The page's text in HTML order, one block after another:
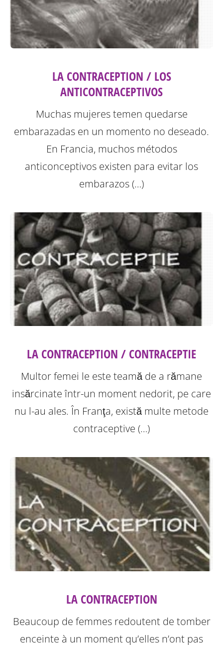
LA CONTRACEPTION / LOS
ANTICONTRACEPTIVOS
Muchas mujeres temen quedarse
embarazadas en un momento no deseado.
En Francia, muchos métodos
anticonceptivos existen para evitar los
embarazos (…)
LA CONTRACEPTION / CONTRACEPTIE
Multor femei le este teamă de a rămane
insărcinate într-un moment nedorit, pe care
nu l-au ales. În Franţa, există multe metode
contraceptive (…)
LA CONTRACEPTION
Beaucoup de femmes redoutent de tomber
enceinte à un moment qu’elles n’ont pas